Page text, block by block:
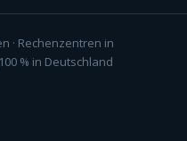
· Rechenzentren in
% in Deutschland